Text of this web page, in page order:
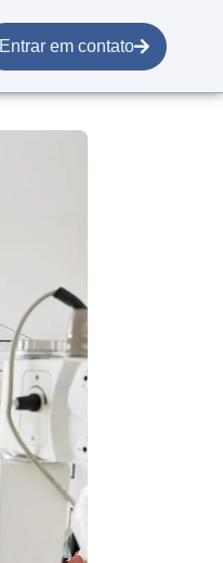
Entrar em contato